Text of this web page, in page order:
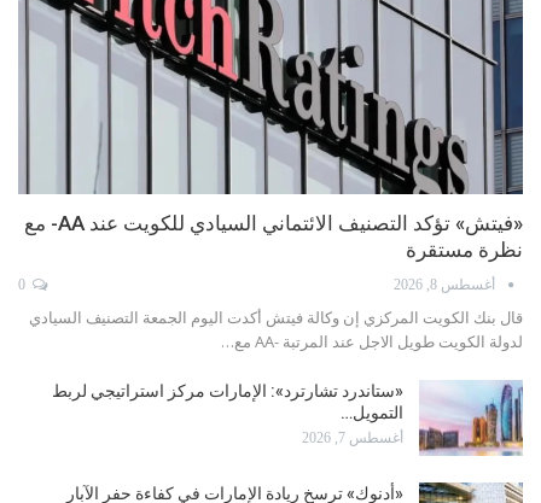
«فيتش» تؤكد التصنيف الائتماني السيادي للكويت عند AA- مع
نظرة مستقرة
أغسطس 8, 2026
قال بنك الكويت المركزي إن وكالة فيتش أكدت اليوم الجمعة التصنيف السيادي
لدولة الكويت طويل الاجل عند المرتبة -AA مع…
«ستاندرد تشارترد»: الإمارات مركز استراتيجي لربط
التمويل…
أغسطس 7, 2026
«أدنوك» ترسخ ريادة الإمارات في كفاءة حفر الآبار